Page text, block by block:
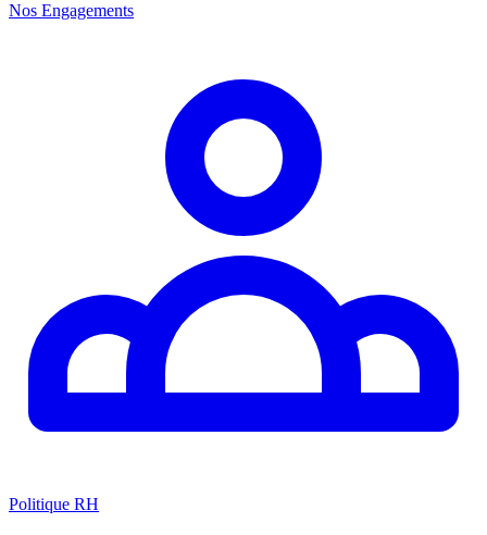
Nos Engagements
Politique RH